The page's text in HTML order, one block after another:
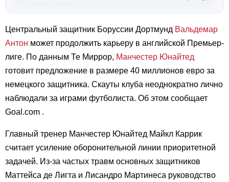
Центральный защитник Боруссии Дортмунд Вальдемар
Антон может продолжить карьеру в английской Премьер-
лиге. По данным Те Миррор, Манчестер Юнайтед
готовит предложение в размере 40 миллионов евро за
немецкого защитника. Скауты клуба неоднократно лично
наблюдали за играми футболиста. Об этом сообщает
Goal.com .
Главный тренер Манчестер Юнайтед Майкл Каррик
считает усиление оборонительной линии приоритетной
задачей. Из-за частых травм основных защитников
Маттейса де Лигта и Лисандро Мартинеса руководство